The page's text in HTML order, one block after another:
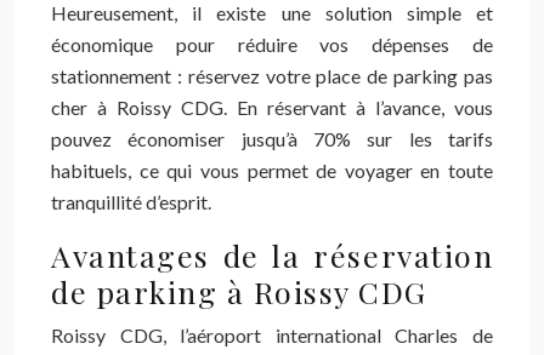
Heureusement, il existe une solution simple et
économique pour réduire vos dépenses de
stationnement : réservez votre place de parking pas
cher à Roissy CDG. En réservant à l’avance, vous
pouvez économiser jusqu’à 70% sur les tarifs
habituels, ce qui vous permet de voyager en toute
tranquillité d’esprit.
Avantages de la réservation
de parking à Roissy CDG
Roissy CDG, l’aéroport international Charles de